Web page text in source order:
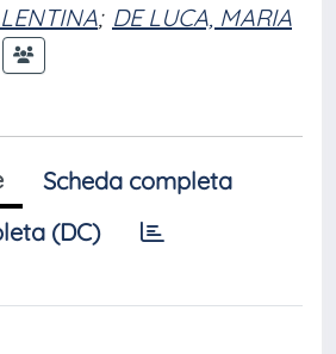
; DE LUCA, MARIA
Scheda completa
(DC)